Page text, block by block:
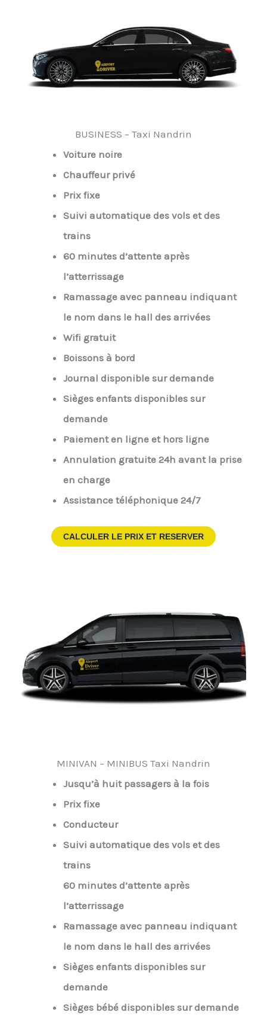
BUSINESS – Taxi Nandrin
Voiture noire
Chauffeur privé
Prix fixe
Suivi automatique des vols et des
trains
60 minutes d’attente après
l’atterrissage
Ramassage avec panneau indiquant
le nom dans le hall des arrivées
Wifi gratuit
Boissons à bord
Journal disponible sur demande
Sièges enfants disponibles sur
demande
Paiement en ligne et hors ligne
Annulation gratuite 24h avant la prise
en charge
Assistance téléphonique 24/7
CALCULER LE PRIX ET RESERVER
MINIVAN – MINIBUS Taxi Nandrin
Jusqu’à huit passagers à la fois
Prix fixe
Conducteur
Suivi automatique des vols et des
trains
60 minutes d’attente après
l’atterrissage
Ramassage avec panneau indiquant
le nom dans le hall des arrivées
Sièges enfants disponibles sur
demande
Sièges bébé disponibles sur demande